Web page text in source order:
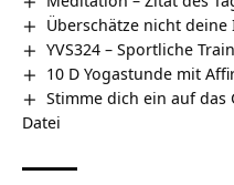
Überschätze nicht
YVS324 – Sportliche
10 D Yogastunde mit
Stimme dich ein auf
Datei